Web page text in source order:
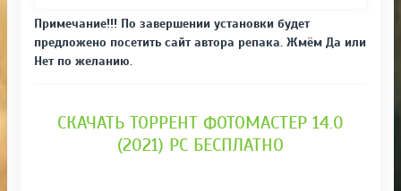
Примечание!!! По завершении установки будет
предложено посетить сайт автора репака. Жмём Да или
Нет по желанию.
СКАЧАТЬ ТОРРЕНТ ФОТОМАСТЕР 14.0
(2021) PC БЕСПЛАТНО